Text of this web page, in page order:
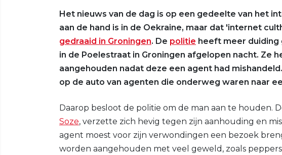
Het nieuws van de dag is op een gedeelte van het
aan de hand is in de Oekraine, maar dat 'internet
gedraaid in Groningen. De politie heeft meer
in de Poelestraat in Groningen afgelopen nacht. Ze
aangehouden nadat deze een agent had
op de auto van agenten die onderweg waren naar
Daarop besloot de politie om de man aan te houden.
Soze, verzette zich hevig tegen zijn aanhouding en
agent moest voor zijn verwondingen een bezoek
worden aangehouden met veel geweld, zoals